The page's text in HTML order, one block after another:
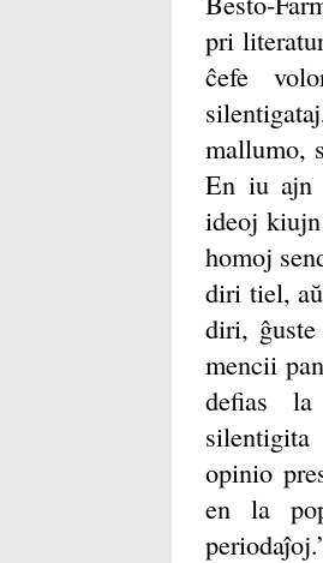
pri
ĉefe
mallumo,
En iu ajn
ideoj kiujn
homoj
diri tiel,
diri, ĝuste
mencii
defias la
opinio
en la